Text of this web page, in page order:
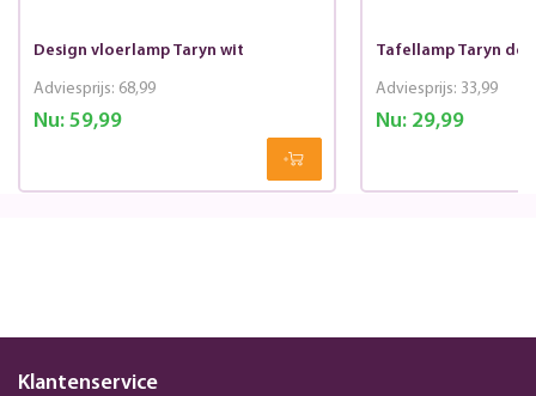
Design vloerlamp Taryn wit
Nu:59,99
Adviesprijs: 68,99
Tafellamp Taryn
Nu:29,99
Adviesprijs: 33,99
Klantenservice